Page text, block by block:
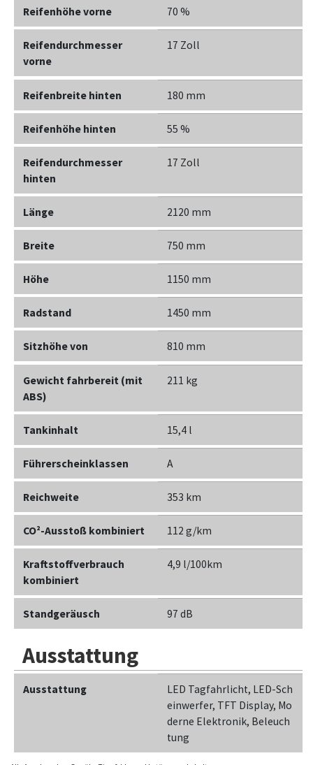
Reifenhöhe vorne 70 %
Reifendurchmesser
vorne
17 Zoll
Reifenbreite hinten 180 mm
Reifenhöhe hinten 55 %
Reifendurchmesser
hinten
17 Zoll
Länge 2120 mm
Breite 750 mm
Höhe 1150 mm
Radstand 1450 mm
Sitzhöhe von 810 mm
Gewicht fahrbereit (mit
ABS)
211 kg
Tankinhalt 15,4 l
Führerscheinklassen A
Reichweite 353 km
CO²-Ausstoß kombiniert 112 g/km
Kraftstoffverbrauch
kombiniert
4,9 l/100km
Standgeräusch 97 dB
Ausstattung
Ausstattung
LED Tagfahrlicht, LED-Sch
einwerfer, TFT Display, Mo
derne Elektronik, Beleuch
tung